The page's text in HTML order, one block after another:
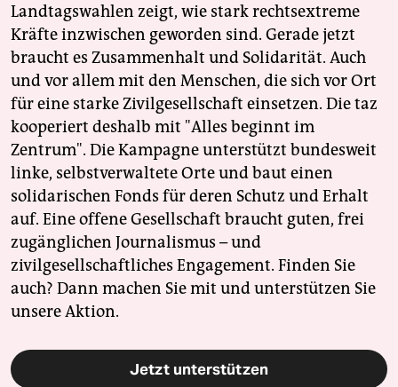
Landtagswahlen zeigt, wie stark rechtsextreme
Kräfte inzwischen geworden sind. Gerade jetzt
braucht es Zusammenhalt und Solidarität. Auch
und vor allem mit den Menschen, die sich vor Ort
für eine starke Zivilgesellschaft einsetzen. Die taz
kooperiert deshalb mit "Alles beginnt im
Zentrum". Die Kampagne unterstützt bundesweit
linke, selbstverwaltete Orte und baut einen
solidarischen Fonds für deren Schutz und Erhalt
auf. Eine offene Gesellschaft braucht guten, frei
zugänglichen Journalismus – und
zivilgesellschaftliches Engagement. Finden Sie
auch? Dann machen Sie mit und unterstützen Sie
unsere Aktion.
Jetzt unterstützen